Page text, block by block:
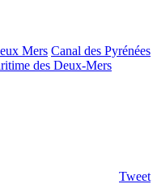
Mers Canal des Pyrénées
des Deux-Mers
Tweet